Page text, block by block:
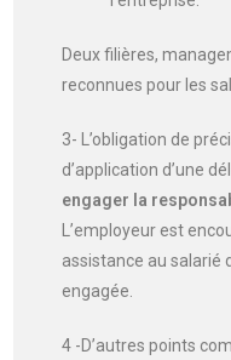
Deux filières,
reconnues pour les
3- L’obligation de
d’application d’une
engager la
L’employeur est
assistance au salarié
engagée.
4 -D’autres points